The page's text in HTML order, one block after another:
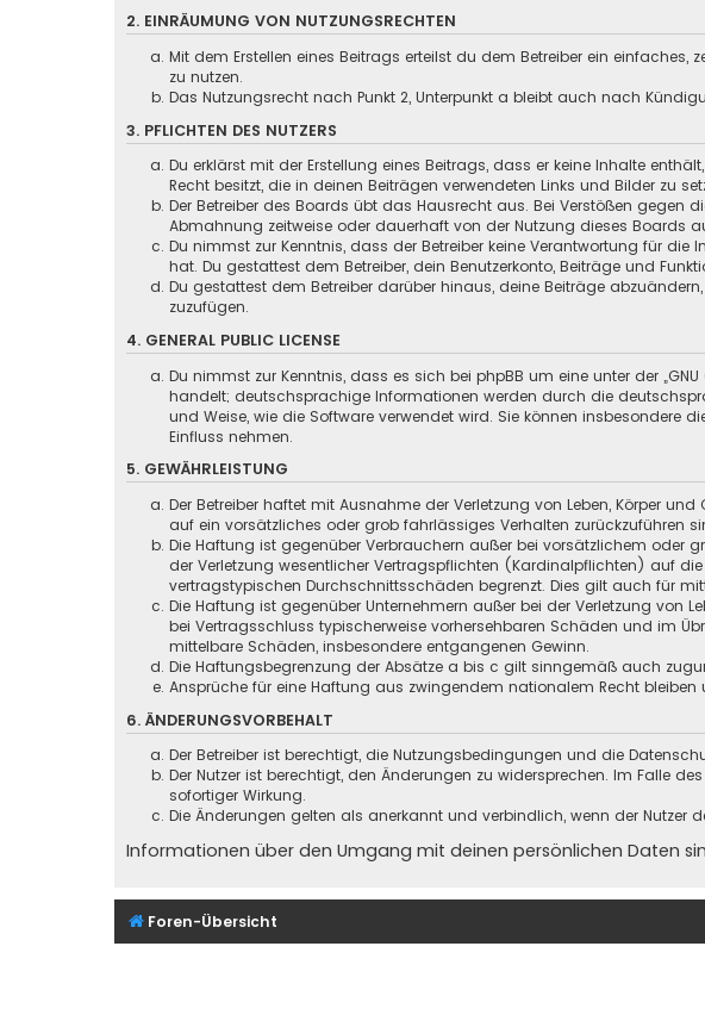
2. EINRÄUMUNG VON NUTZUNGSRECHTEN
Mit dem Erstellen eines Beitrags erteilst du dem Betreiber ein
zu nutzen.
Das Nutzungsrecht nach Punkt 2, Unterpunkt a bleibt auch nach
3. PFLICHTEN DES NUTZERS
Du erklärst mit der Erstellung eines Beitrags, dass er keine Inhalte
Recht besitzt, die in deinen Beiträgen verwendeten Links und Bilder zu
Der Betreiber des Boards übt das Hausrecht aus. Bei Verstößen
Abmahnung zeitweise oder dauerhaft von der Nutzung dieses Boards
Du nimmst zur Kenntnis, dass der Betreiber keine Verantwortung für
hat. Du gestattest dem Betreiber, dein Benutzerkonto, Beiträge und
Du gestattest dem Betreiber darüber hinaus, deine Beiträge
zuzufügen.
4. GENERAL PUBLIC LICENSE
Du nimmst zur Kenntnis, dass es sich bei phpBB um eine unter der „
handelt; deutschsprachige Informationen werden durch die
und Weise, wie die Software verwendet wird. Sie können insbesondere
Einfluss nehmen.
5. GEWÄHRLEISTUNG
Der Betreiber haftet mit Ausnahme der Verletzung von Leben, Körper
auf ein vorsätzliches oder grob fahrlässiges Verhalten zurückzuführen
Die Haftung ist gegenüber Verbrauchern außer bei vorsätzlichem oder
der Verletzung wesentlicher Vertragspflichten (Kardinalpflichten) auf
vertragstypischen Durchschnittsschäden begrenzt. Dies gilt auch für
Die Haftung ist gegenüber Unternehmern außer bei der Verletzung von
bei Vertragsschluss typischerweise vorhersehbaren Schäden und im
mittelbare Schäden, insbesondere entgangenen Gewinn.
Die Haftungsbegrenzung der Absätze a bis c gilt sinngemäß auch
Ansprüche für eine Haftung aus zwingendem nationalem Recht bleiben
6. ÄNDERUNGSVORBEHALT
Der Betreiber ist berechtigt, die Nutzungsbedingungen und die
Der Nutzer ist berechtigt, den Änderungen zu widersprechen. Im Falle
sofortiger Wirkung.
Die Änderungen gelten als anerkannt und verbindlich, wenn der Nutzer
Informationen über den Umgang mit deinen persönlichen Daten
Foren-Übersicht